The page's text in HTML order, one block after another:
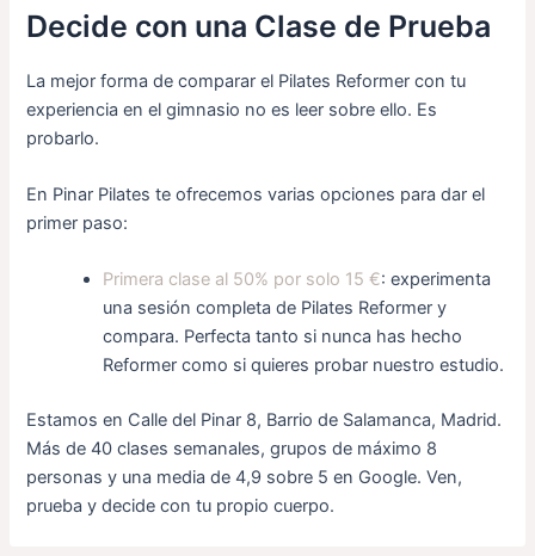
Decide con una Clase de Prueba
La mejor forma de comparar el Pilates Reformer con tu
experiencia en el gimnasio no es leer sobre ello. Es
probarlo.
En Pinar Pilates te ofrecemos varias opciones para dar el
primer paso:
Primera clase al 50% por solo 15 €: experimenta
una sesión completa de Pilates Reformer y
compara. Perfecta tanto si nunca has hecho
Reformer como si quieres probar nuestro estudio.
Estamos en Calle del Pinar 8, Barrio de Salamanca, Madrid.
Más de 40 clases semanales, grupos de máximo 8
personas y una media de 4,9 sobre 5 en Google. Ven,
prueba y decide con tu propio cuerpo.